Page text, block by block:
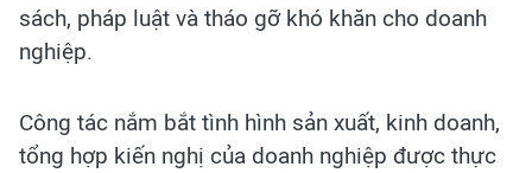
sách, pháp luật và tháo gỡ khó khăn cho doanh
nghiệp.
Công tác nắm bắt tình hình sản xuất, kinh doanh,
tổng hợp kiến nghị của doanh nghiệp được thực